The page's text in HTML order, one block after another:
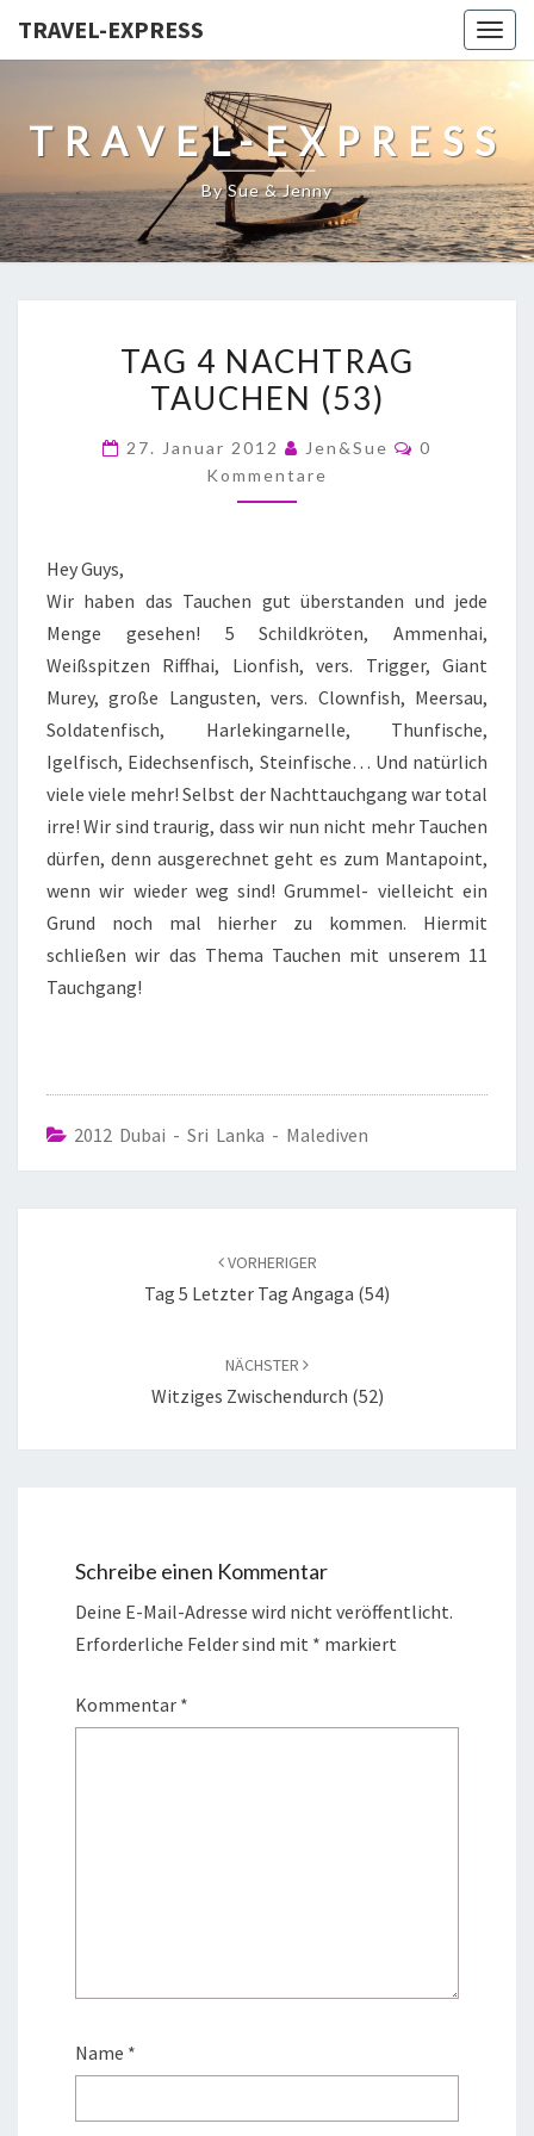
TRAVEL-EXPRESS
TRAVEL-EXPRESS
By Sue & Jenny
TAG 4 NACHTRAG
TAUCHEN (53)
27. Januar 2012 Jen&Sue
0
Kommentare
Hey Guys,
Wir haben das Tauchen gut überstanden und jede
Menge gesehen! 5 Schildkröten, Ammenhai,
Weißspitzen Riffhai, Lionfish, vers. Trigger, Giant
Murey, große Langusten, vers. Clownfish, Meersau,
Soldatenfisch, Harlekingarnelle, Thunfische,
Igelfisch, Eidechsenfisch, Steinfische… Und natürlich
viele viele mehr! Selbst der Nachttauchgang war total
irre! Wir sind traurig, dass wir nun nicht mehr Tauchen
dürfen, denn ausgerechnet geht es zum Mantapoint,
wenn wir wieder weg sind! Grummel- vielleicht ein
Grund noch mal hierher zu kommen. Hiermit
schließen wir das Thema Tauchen mit unserem 11
Tauchgang!
2012 Dubai - Sri Lanka - Malediven
VORHERIGER
Tag 5 Letzter Tag Angaga (54)
NÄCHSTER
Witziges Zwischendurch (52)
Schreibe einen Kommentar
Deine E-Mail-Adresse wird nicht veröffentlicht.
Erforderliche Felder sind mit * markiert
Kommentar *
Name *